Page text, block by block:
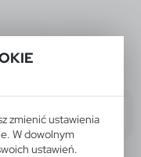
zmienić ustawienia
W dowolnym
ustawień.